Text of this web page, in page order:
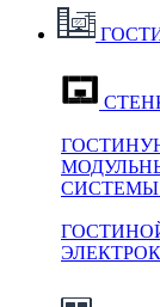
СИСТЕМЫ